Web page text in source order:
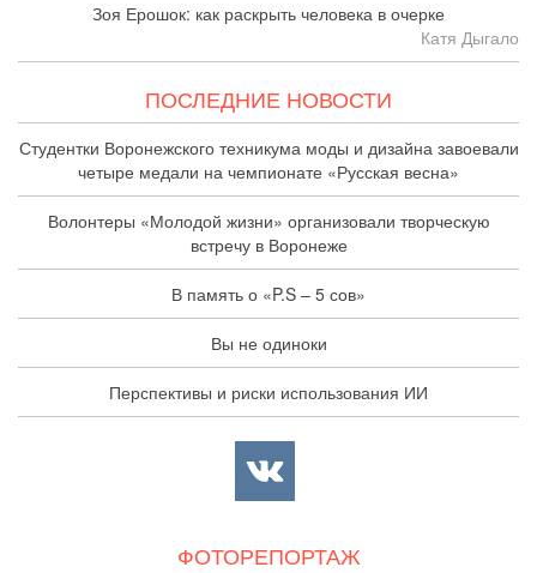
Зоя Ерошок: как раскрыть человека в очерке
Катя Дыгало
ПОСЛЕДНИЕ НОВОСТИ
Студентки Воронежского техникума моды и дизайна завоевали
четыре медали на чемпионате «Русская весна»
Волонтеры «Молодой жизни» организовали творческую
встречу в Воронеже
В память о «P.S – 5 сов»
Вы не одиноки
Перспективы и риски использования ИИ
ФОТОРЕПОРТАЖ